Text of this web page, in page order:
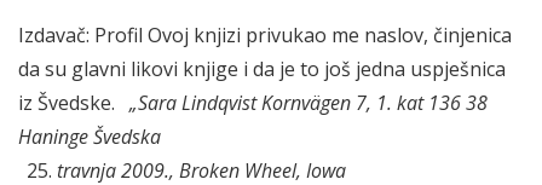
Izdavač: Profil Ovoj knjizi privukao me naslov, činjenica
da su glavni likovi knjige i da je to još jedna uspješnica
iz Švedske. „Sara LindqvistKornvägen 7, 1. kat 136 38
HaningeŠvedska
travnja 2009., Broken Wheel, Iowa